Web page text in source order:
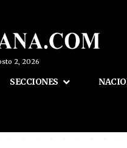
2, 2026
SECCIONES